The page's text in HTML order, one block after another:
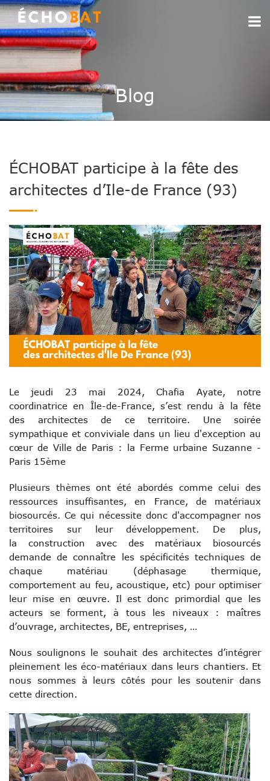
Blog
ÉCHOBAT participe à la fête des
architectes d’Ile-de France (93)
Le jeudi 23 mai 2024, Chafia Ayate, notre
coordinatrice en Île-de-France, s’est rendu à la fête
des architectes de ce territoire. Une soirée
sympathique et conviviale dans un lieu d'exception au
cœur de Ville de Paris : la Ferme urbaine Suzanne -
Paris 15ème
Plusieurs thèmes ont été abordés comme celui des
ressources insuffisantes, en France, de matériaux
biosourcés. Ce qui nécessite donc d'accompagner nos
territoires sur leur développement. De plus,
la construction avec des matériaux biosourcés
demande de connaître les spécificités techniques de
chaque matériau (déphasage thermique,
comportement au feu, acoustique, etc) pour optimiser
leur mise en œuvre. Il est donc primordial que les
acteurs se forment, à tous les niveaux : maîtres
d’ouvrage, architectes, BE, entreprises, …
Nous soulignons le souhait des architectes d’intégrer
pleinement les éco-matériaux dans leurs chantiers. Et
nous sommes à leurs côtés pour les soutenir dans
cette direction.